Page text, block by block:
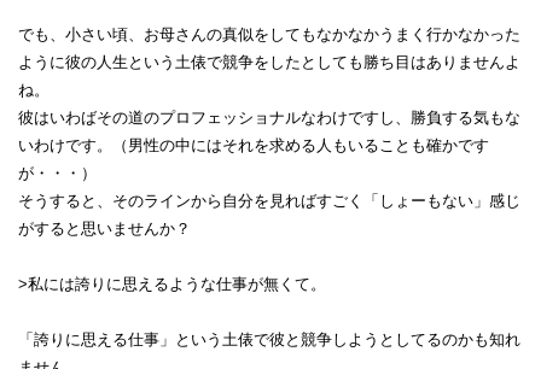
でも、小さい頃、お母さんの真似をしてもなかなかうまく行かなかった
ように彼の人生という土俵で競争をしたとしても勝ち目はありませんよ
ね。
彼はいわばその道のプロフェッショナルなわけですし、勝負する気もな
いわけです。（男性の中にはそれを求める人もいることも確かです
が・・・）
そうすると、そのラインから自分を見ればすごく「しょーもない」感じ
がすると思いませんか？
>私には誇りに思えるような仕事が無くて。
「誇りに思える仕事」という土俵で彼と競争しようとしてるのかも知れ